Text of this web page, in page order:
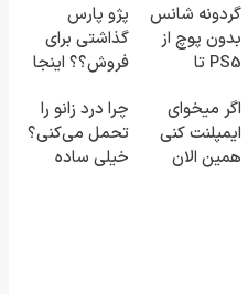
گردونه شانس
بدون پوچ از
PS5 تا
کوین 🔥
پژو پارس
گذاشتی برای
فروش؟؟ اینجا
بفروشش
اگر میخوای
ایمپلنت کنی
همین الان
چرا درد زانو را
تحمل می‌کنی؟
خیلی ساده